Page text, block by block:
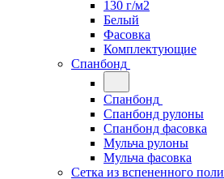
130 г/м2
Белый
Фасовка
Комплектующие
Спанбонд
Спанбонд
Спанбонд рулоны
Спанбонд фасовка
Мульча рулоны
Мульча фасовка
Сетка из вспененного